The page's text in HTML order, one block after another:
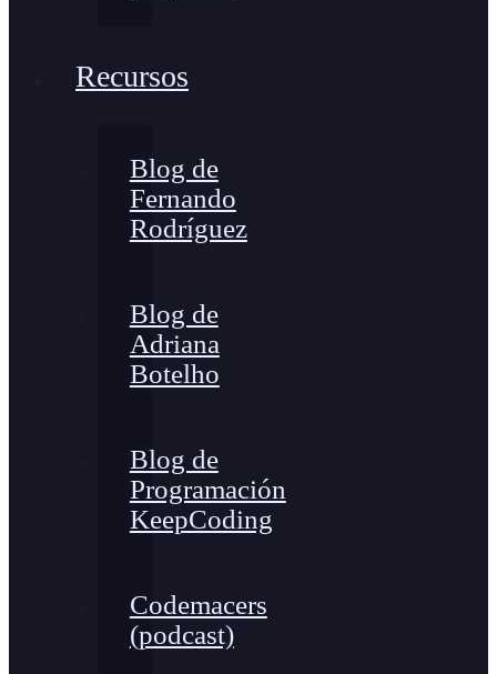
Recursos
Blog de
Fernando
Rodríguez
Blog de
Adriana
Botelho
Blog de
Programación
KeepCoding
Codemacers
(podcast)